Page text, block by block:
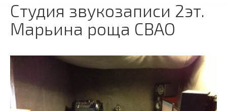
Студия звукозаписи 2эт.
Марьина роща СВАО